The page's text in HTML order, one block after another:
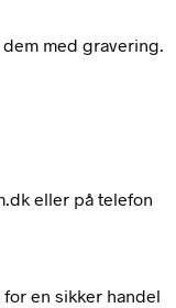
med gravering.
eller på telefon
en sikker handel